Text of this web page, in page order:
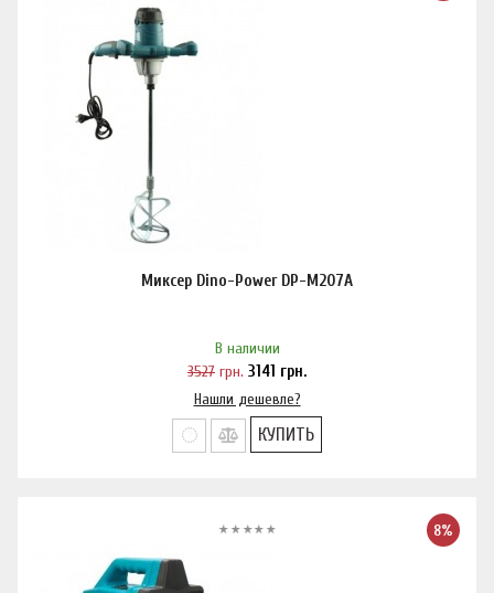
Миксер Dino-Power DP-M207A
В наличии
3527 грн. 3141 грн.
Нашли дешевле?
КУПИТЬ
8%